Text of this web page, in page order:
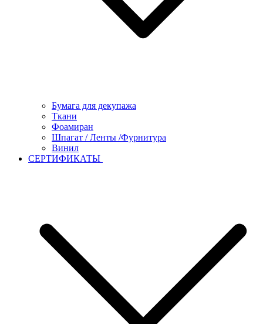
Бумага для декупажа
Ткани
Фоамиран
Шпагат / Ленты /Фурнитура
Винил
СЕРТИФИКАТЫ